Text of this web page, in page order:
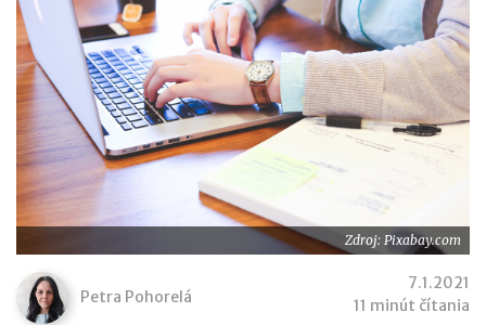
Zdroj: Pixabay.com
Petra Pohorelá
7.1.2021
11 minút čítania